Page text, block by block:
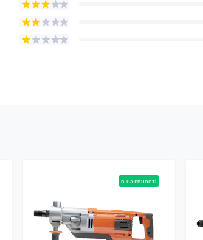
в наявності